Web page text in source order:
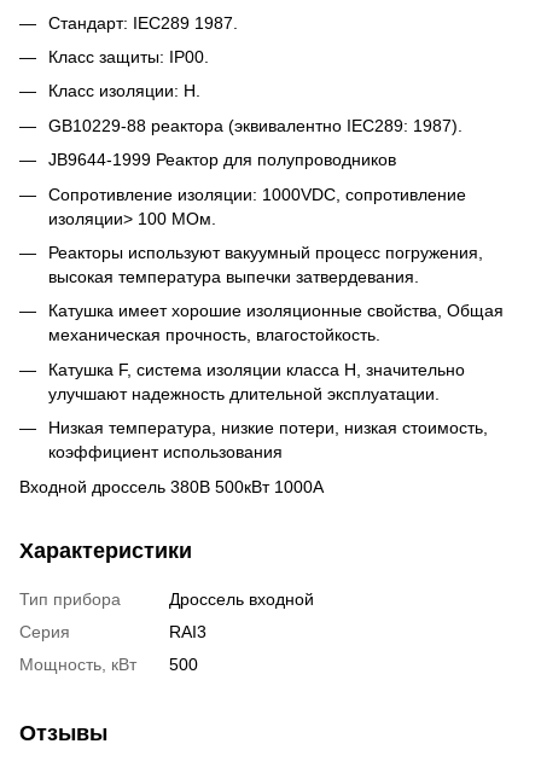
Стандарт: IEC289 1987.
Класс защиты: IP00.
Класс изоляции: H.
GB10229-88 реактора (эквивалентно IEC289: 1987).
JB9644-1999 Реактор для полупроводников
Сопротивление изоляции: 1000VDC, сопротивление
изоляции> 100 МОм.
Реакторы используют вакуумный процесс погружения,
высокая температура выпечки затвердевания.
Катушка имеет хорошие изоляционные свойства, Общая
механическая прочность, влагостойкость.
Катушка F, система изоляции класса H, значительно
улучшают надежность длительной эксплуатации.
Низкая температура, низкие потери, низкая стоимость,
коэффициент использования
Входной дроссель 380В 500кВт 1000А
Характеристики
Тип прибора
Дроссель входной
Серия
RAI3
Мощность, кВт
500
Отзывы